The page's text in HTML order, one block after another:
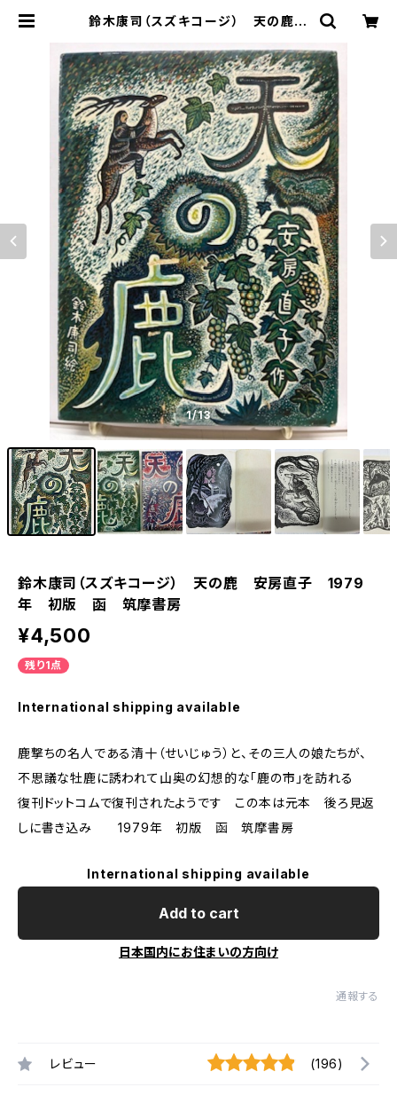
鈴木康司（スズキコージ） 天の鹿
摩書房 | トムズボックス
1/13
鈴木康司（スズキコージ） 天の鹿 安房直子 1979
年 初版 函 筑摩書房
¥4,500
残り1点
International shipping available
鹿撃ちの名人である清十（せいじゅう）と、その三人の娘たちが、
不思議な牡鹿に誘われて山奥の幻想的な「鹿の市」を訪れる
復刊ドットコムで復刊されたようです この本は元本 後ろ見返
しに書き込み 1979年 初版 函 筑摩書房
International shipping available
Add to cart
日本国内にお住まいの方向け
通報する
レビュー (196)